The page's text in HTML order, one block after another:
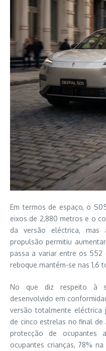
Em termos de espaço, o
eixos de 2,880 metros e o
da versão eléctrica, mas
propulsão permitiu
passa a variar entre os 552
reboque mantém-se nas 1,6
No que diz respeito à
desenvolvido em
versão totalmente eléctrica
de cinco estrelas no final
protecção de ocupantes
ocupantes crianças, 78%